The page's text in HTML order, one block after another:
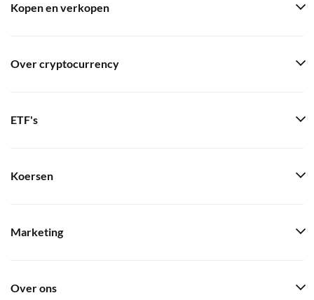
Kopen en verkopen
Over cryptocurrency
ETF's
Koersen
Marketing
Over ons